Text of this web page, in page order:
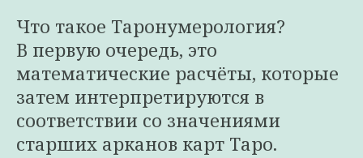
Что такое Таронумерология?
В первую очередь, это
математические расчёты, которые
затем интерпретируются в
соответствии со значениями
старших арканов карт Таро.